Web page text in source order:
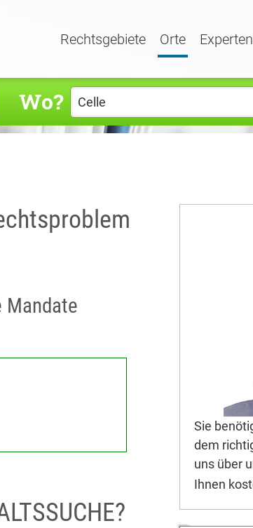
Rechtsgebiete Orte
Wo?
Mandate
Sie
dem
uns über
Ihnen